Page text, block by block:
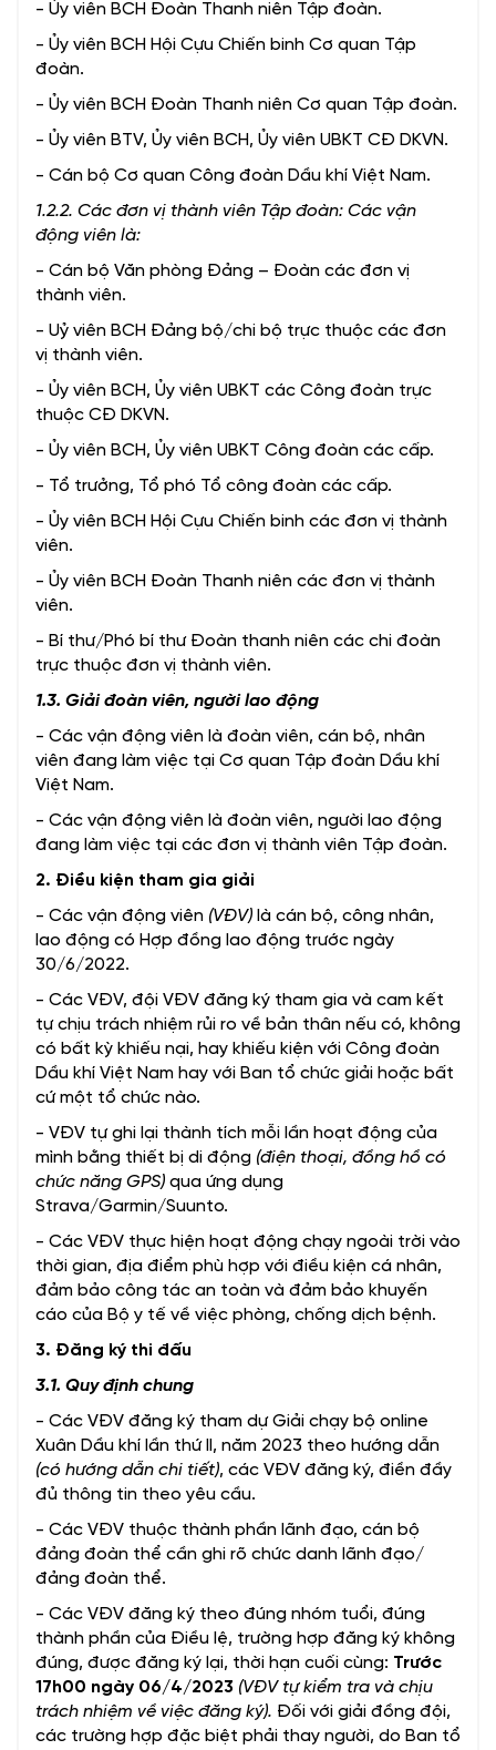
- Ủy viên BCH Đoàn Thanh niên Tập đoàn.
- Ủy viên BCH Hội Cựu Chiến binh Cơ quan Tập
đoàn.
- Ủy viên BCH Đoàn Thanh niên Cơ quan Tập đoàn.
- Ủy viên BTV, Ủy viên BCH, Ủy viên UBKT CĐ DKVN.
- Cán bộ Cơ quan Công đoàn Dầu khí Việt Nam.
1.2.2. Các đơn vị thành viên Tập đoàn: Các vận
động viên là:
- Cán bộ Văn phòng Đảng – Đoàn các đơn vị
thành viên.
- Uỷ viên BCH Đảng bộ/chi bộ trực thuộc các đơn
vị thành viên.
- Ủy viên BCH, Ủy viên UBKT các Công đoàn trực
thuộc CĐ DKVN.
- Ủy viên BCH, Ủy viên UBKT Công đoàn các cấp.
- Tổ trưởng, Tổ phó Tổ công đoàn các cấp.
- Ủy viên BCH Hội Cựu Chiến binh các đơn vị thành
viên.
- Ủy viên BCH Đoàn Thanh niên các đơn vị thành
viên.
- Bí thư/Phó bí thư Đoàn thanh niên các chi đoàn
trực thuộc đơn vị thành viên.
1.3. Giải đoàn viên, người lao động
- Các vận động viên là đoàn viên, cán bộ, nhân
viên đang làm việc tại Cơ quan Tập đoàn Dầu khí
Việt Nam.
- Các vận động viên là đoàn viên, người lao động
đang làm việc tại các đơn vị thành viên Tập đoàn.
2. Điều kiện tham gia giải
- Các vận động viên (VĐV)là cán bộ, công nhân,
lao động có Hợp đồng lao động trước ngày
30/6/2022.
- Các VĐV, đội VĐV đăng ký tham gia và cam kết
tự chịu trách nhiệm rủi ro về bản thân nếu có, không
có bất kỳ khiếu nại, hay khiếu kiện với Công đoàn
Dầu khí Việt Nam hay với Ban tổ chức giải hoặc bất
cứ một tổ chức nào.
- VĐV tự ghi lại thành tích mỗi lần hoạt động của
mình bằng thiết bị di động (điện thoại, đồng hồ có
chức năng GPS)qua ứng dụng
Strava/Garmin/Suunto.
- Các VĐV thực hiện hoạt động chạy ngoài trời vào
thời gian, địa điểm phù hợp với điều kiện cá nhân,
đảm bảo công tác an toàn và đảm bảo khuyến
cáo của Bộ y tế về việc phòng, chống dịch bệnh.
3. Đăng ký thi đấu
3.1. Quy định chung
- Các VĐV đăng ký tham dự Giải chạy bộ online
Xuân Dầu khí lần thứ II, năm 2023 theo hướng dẫn
(có hướng dẫn chi tiết), các VĐV đăng ký, điền đầy
đủ thông tin theo yêu cầu.
- Các VĐV thuộc thành phần lãnh đạo, cán bộ
đảng đoàn thể cần ghi rõ chức danh lãnh đạo/
đảng đoàn thể.
- Các VĐV đăng ký theo đúng nhóm tuổi, đúng
thành phần của Điều lệ, trường hợp đăng ký không
đúng, được đăng ký lại, thời hạn cuối cùng: Trước
17h00 ngày 06/4/2023 (VĐV tự kiểm tra và chịu
trách nhiệm về việc đăng ký). Đối với giải đồng đội,
các trường hợp đặc biệt phải thay người, do Ban tổ